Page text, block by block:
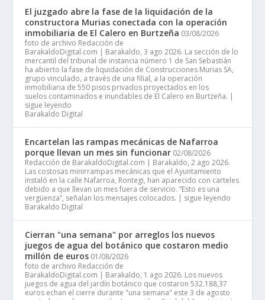
El juzgado abre la fase de la liquidación de la
constructora Murias conectada con la operación
inmobiliaria de El Calero en Burtzeña 03/08/2026
foto de archivo Redacción de
BarakaldoDigital.com | Barakaldo, 3 ago 2026. La sección de lo
mercantil del tribunal de instancia número 1 de San Sebastián
ha abierto la fase de liquidación de Construcciones Murias SA,
grupo vinculado, a través de una filial, a la operación
inmobiliaria de 550 pisos privados proyectados en los
suelos contaminados e inundables de El Calero en Burtzeña. |
sigue leyendo
Barakaldo Digital
Encartelan las rampas mecánicas de Nafarroa
porque llevan un mes sin funcionar 02/08/2026
Redacción de BarakaldoDigital.com | Barakaldo, 2 ago 2026.
Las costosas minirrampas mecánicas que el Ayuntamiento
instaló en la calle Nafarroa, Rontegi, han aparecido con carteles
debido a que llevan un mes fuera de servicio. “Esto es una
vergüenza”, señalan los mensajes colocados. | sigue leyendo
Barakaldo Digital
Cierran "una semana" por arreglos los nuevos
juegos de agua del botánico que costaron medio
millón de euros 01/08/2026
foto de archivo Redacción de
BarakaldoDigital.com | Barakaldo, 1 ago 2026. Los nuevos
juegos de agua del jardín botánico que costaron 532.188,37
euros echan el cierre durante "una semana" este 3 de agosto